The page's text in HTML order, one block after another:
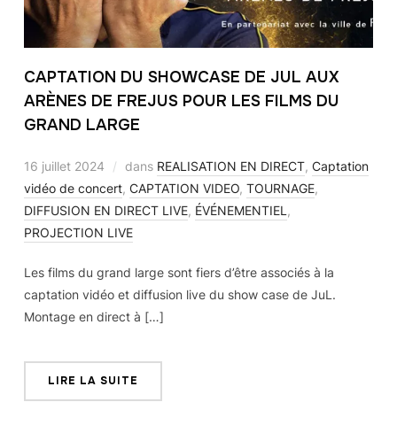
CAPTATION DU SHOWCASE DE JUL AUX
ARÈNES DE FREJUS POUR LES FILMS DU
GRAND LARGE
16 juillet 2024 dans REALISATION EN DIRECT, Captation
vidéo de concert, CAPTATION VIDEO, TOURNAGE,
DIFFUSION EN DIRECT LIVE, ÉVÉNEMENTIEL ,
PROJECTION LIVE
Les films du grand large sont fiers d’être associés à la
captation vidéo et diffusion live du show case de JuL.
Montage en direct à […]
LIRE LA SUITE